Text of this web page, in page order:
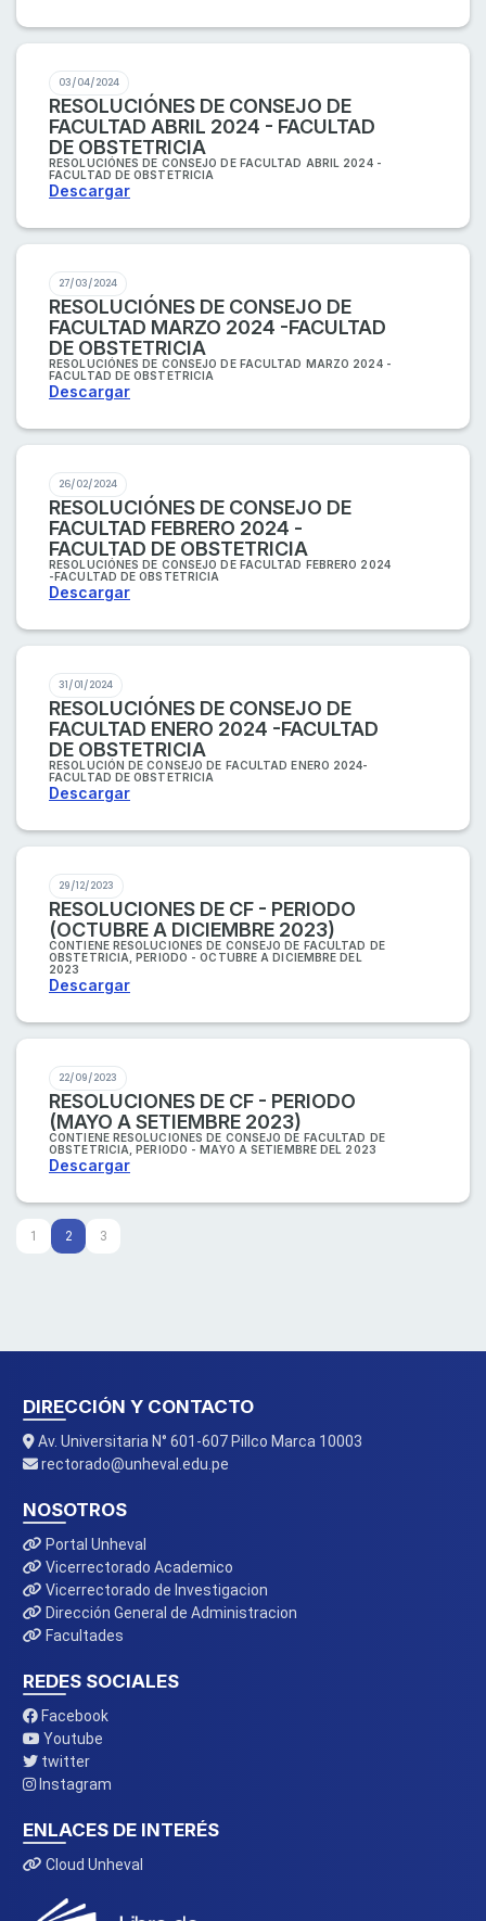
03/04/2024
RESOLUCIÓNES DE CONSEJO DE
FACULTAD ABRIL 2024 - FACULTAD
DE OBSTETRICIA
RESOLUCIÓNES DE CONSEJO DE FACULTAD ABRIL 2024 -
FACULTAD DE OBSTETRICIA
Descargar
27/03/2024
RESOLUCIÓNES DE CONSEJO DE
FACULTAD MARZO 2024 -FACULTAD
DE OBSTETRICIA
RESOLUCIÓNES DE CONSEJO DE FACULTAD MARZO 2024 -
FACULTAD DE OBSTETRICIA
Descargar
26/02/2024
RESOLUCIÓNES DE CONSEJO DE
FACULTAD FEBRERO 2024 -
FACULTAD DE OBSTETRICIA
RESOLUCIÓNES DE CONSEJO DE FACULTAD FEBRERO 2024
-FACULTAD DE OBSTETRICIA
Descargar
31/01/2024
RESOLUCIÓNES DE CONSEJO DE
FACULTAD ENERO 2024 -FACULTAD
DE OBSTETRICIA
RESOLUCIÓN DE CONSEJO DE FACULTAD ENERO 2024-
FACULTAD DE OBSTETRICIA
Descargar
29/12/2023
RESOLUCIONES DE CF - PERIODO
(OCTUBRE A DICIEMBRE 2023)
CONTIENE RESOLUCIONES DE CONSEJO DE FACULTAD DE
OBSTETRICIA, PERIODO - OCTUBRE A DICIEMBRE DEL
2023
Descargar
22/09/2023
RESOLUCIONES DE CF - PERIODO
(MAYO A SETIEMBRE 2023)
CONTIENE RESOLUCIONES DE CONSEJO DE FACULTAD DE
OBSTETRICIA, PERIODO - MAYO A SETIEMBRE DEL 2023
Descargar
1 2 3
DIRECCIÓN Y CONTACTO
Av. Universitaria N° 601-607 Pillco Marca 10003
rectorado@unheval.edu.pe
NOSOTROS
Portal Unheval
Vicerrectorado Academico
Vicerrectorado de Investigacion
Dirección General de Administracion
Facultades
REDES SOCIALES
Facebook
Youtube
twitter
Instagram
ENLACES DE INTERÉS
Cloud Unheval